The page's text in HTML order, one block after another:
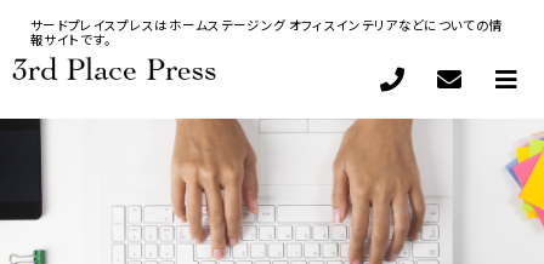
サードプレイスプレスはホームステージング オフィスインテリアなどについての情
報サイトです。